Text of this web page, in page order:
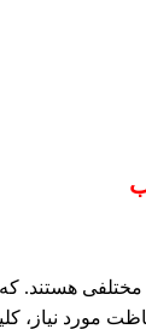
هستند.
مورد